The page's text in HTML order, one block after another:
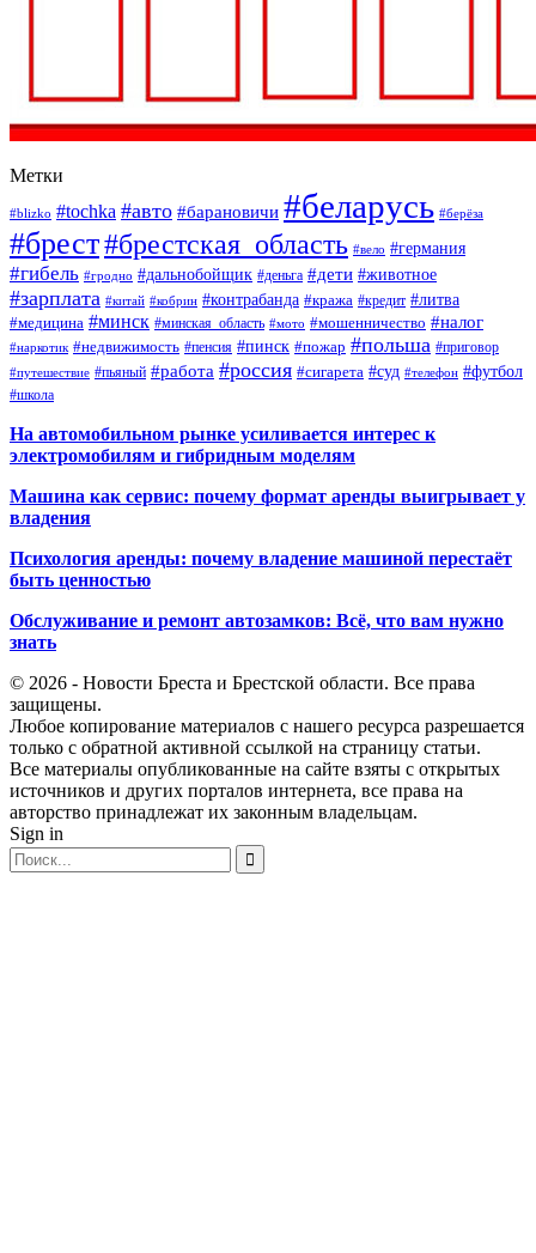
Метки
#blizko #tochka #авто #барановичи #беларусь #берёза
#брест#брестская_область #вело #германия
#гибель #гродно #дальнобойщик #деньга #дети #животное
#зарплата #китай #кобрин #контрабанда #кража #кредит #литва
#медицина #минск #минская_область #мото #мошенничество #налог
#наркотик #недвижимость #пенсия #пинск #пожар #польша #приговор
#путешествие #пьяный #работа #россия #сигарета #суд #телефон #футбол
#школа
На автомобильном рынке усиливается интерес к
электромобилям и гибридным моделям
Машина как сервис: почему формат аренды выигрывает у
владения
Психология аренды: почему владение машиной перестаёт
быть ценностью
Обслуживание и ремонт автозамков: Всё, что вам нужно
знать
© 2026 - Новости Бреста и Брестской области. Все права
защищены.
Любое копирование материалов с нашего ресурса разрешается
только с обратной активной ссылкой на страницу статьи.
Все материалы опубликованные на сайте взяты с открытых
источников и других порталов интернета, все права на
авторство принадлежат их законным владельцам.
Sign in